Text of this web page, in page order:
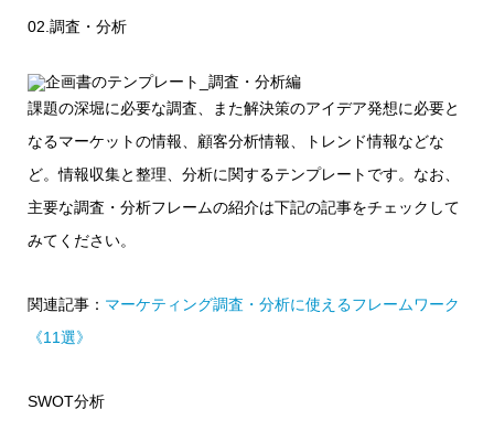
02.調査・分析
課題の深堀に必要な調査、また解決策のアイデア発想に必要と
なるマーケットの情報、顧客分析情報、トレンド情報などな
ど。情報収集と整理、分析に関するテンプレートです。なお、
主要な調査・分析フレームの紹介は下記の記事をチェックして
みてください。
関連記事： マーケティング調査・分析に使えるフレームワーク
《11選》
SWOT分析